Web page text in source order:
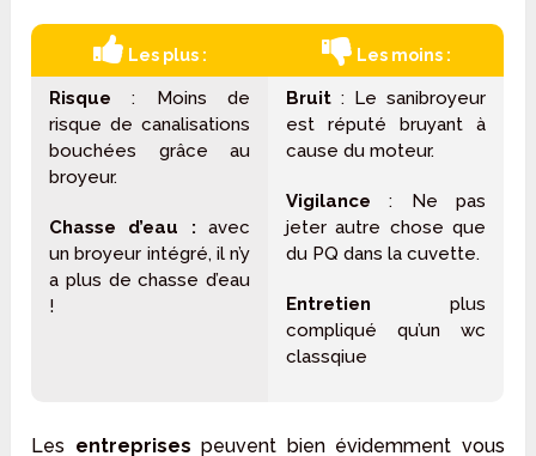
Les plus : Les moins :
Risque : Moins de
risque de canalisations
bouchées grâce au
broyeur.
Chasse d’eau : avec
un broyeur intégré, il n’y
a plus de chasse d’eau
!
Bruit : Le sanibroyeur
est réputé bruyant à
cause du moteur.
Vigilance: Ne pas
jeter autre chose que
du PQ dans la cuvette.
Entretien plus
compliqué qu’un wc
classqiue
Les entreprises peuvent bien évidemment vous